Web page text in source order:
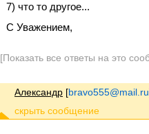
7) что то другое...
С Уважением,
[Показать все ответы на это
Александр [bravo555@mail.ru